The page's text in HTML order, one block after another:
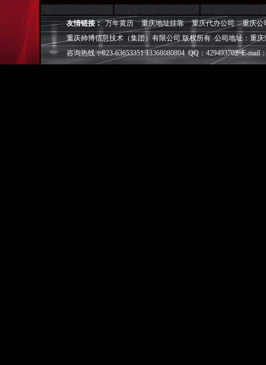
◎帅博——专业的团队
◎帅博 ——让网站突显
友情链接： 万年黄历 重庆地址挂靠 重庆代办公司
重庆公
重庆帅博信息技术（集团）有限公司 版权所有 公司地址：重
咨询热线：023-63653351 13368080804 QQ：429493702 E-mail